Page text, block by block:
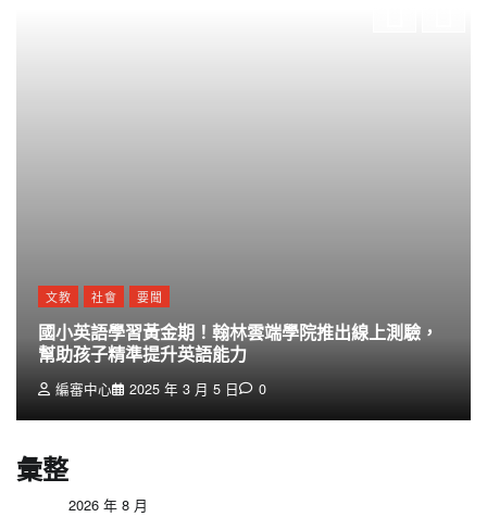
文教 社會 要聞
國小英語學習黃金期！翰林雲端學院推出線上測驗，
幫助孩子精準提升英語能力
編審中心 2025 年 3 月 5 日 0
彙整
2026 年 8 月